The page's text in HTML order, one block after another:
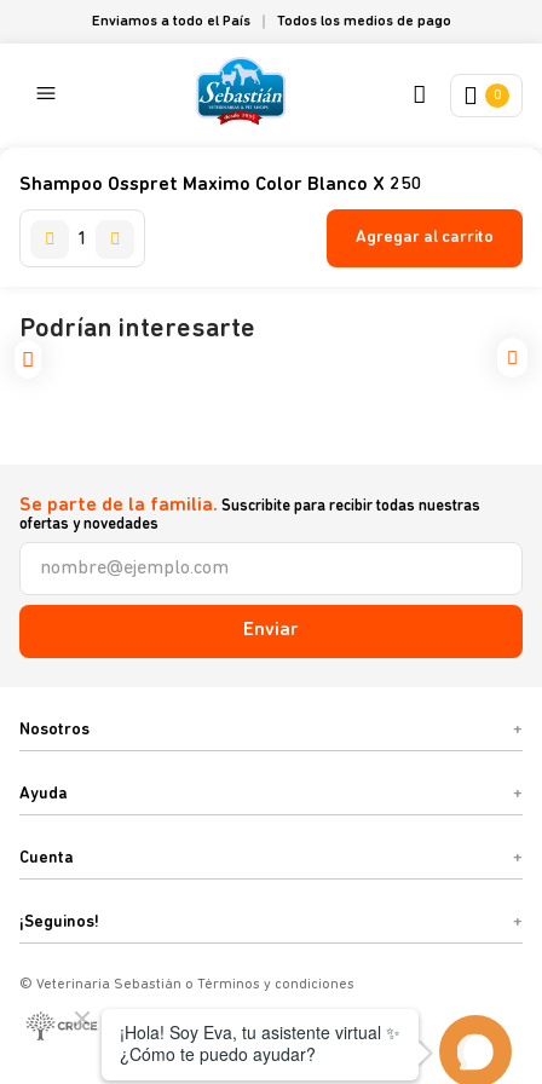
Enviamos a todo el País Todos los medios de pago
0
Shampoo Osspret Maximo Color Blanco X 250
Agregar al carrito
Podrían interesarte
Se parte de la familia. Suscribite para recibir todas nuestras
ofertas y novedades
Enviar
Nosotros +
Ayuda +
Cuenta +
¡Seguinos! +
© Veterinaria Sebastián o Términos y condiciones